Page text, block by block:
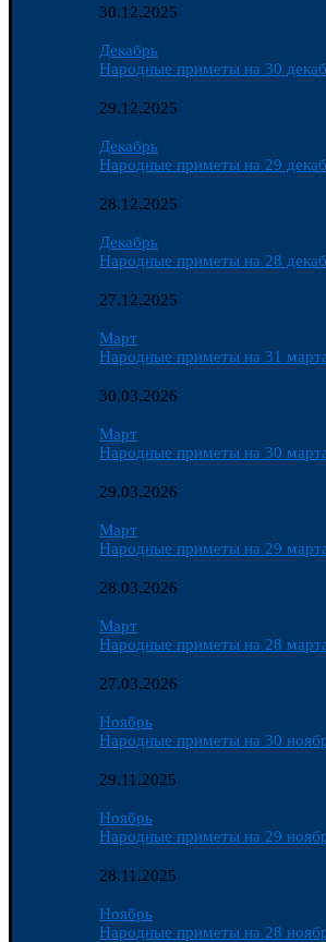
30.12.2025
Декабрь
Народные приметы на 30
29.12.2025
Декабрь
Народные приметы на 29
28.12.2025
Декабрь
Народные приметы на 28
27.12.2025
Март
Народные приметы на 31
30.03.2026
Март
Народные приметы на 30
29.03.2026
Март
Народные приметы на 29
28.03.2026
Март
Народные приметы на 28
27.03.2026
Ноябрь
Народные приметы на 30
29.11.2025
Ноябрь
Народные приметы на 29
28.11.2025
Ноябрь
Народные приметы на 28